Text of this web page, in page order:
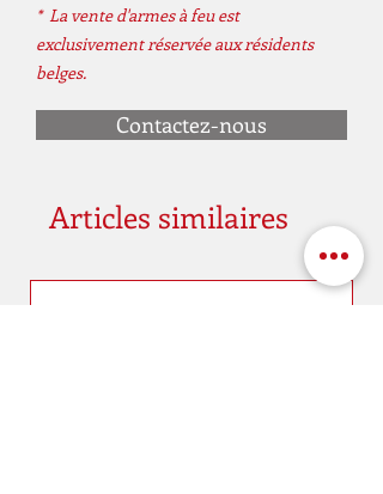
* La vente d'armes à feu est
exclusivement réservée aux résidents
belges.
Contactez-nous
Articles similaires